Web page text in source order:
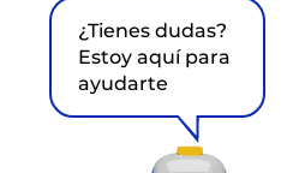
¿Tienes dudas?
Estoy aquí para
ayudarte